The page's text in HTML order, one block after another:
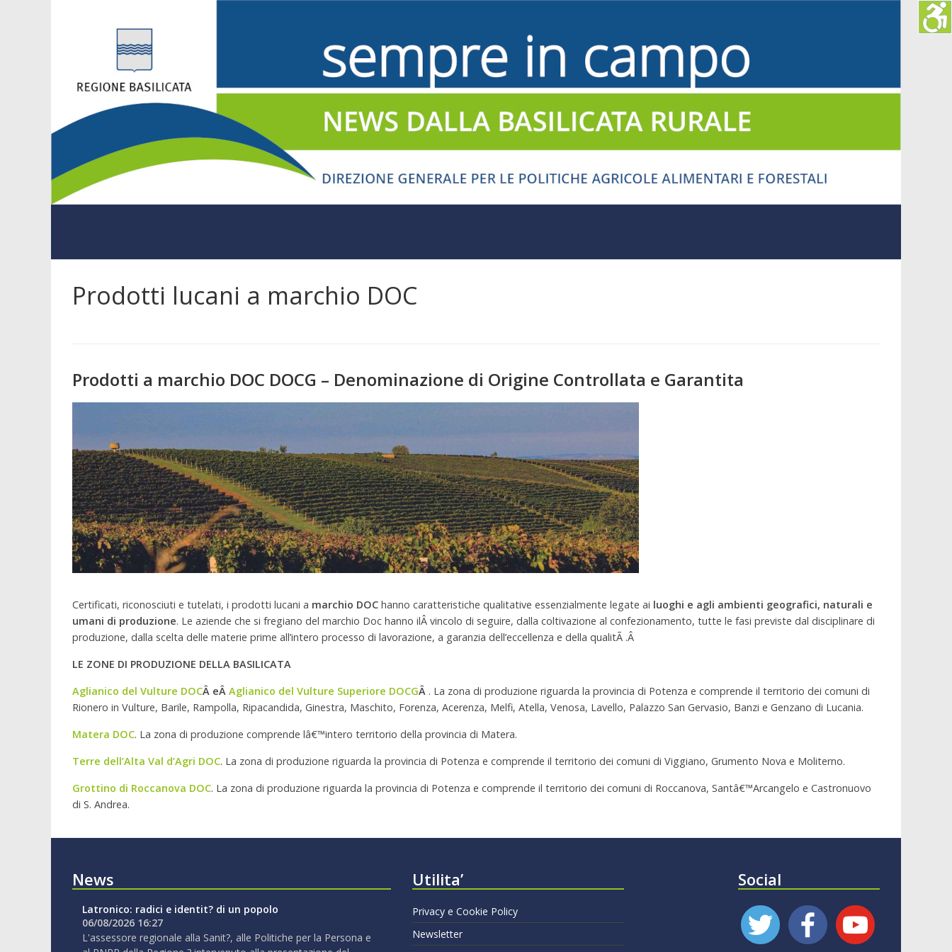
Prodotti lucani a marchio DOC
Prodotti a marchio DOC DOCG – Denominazione di Origine Controllata e Garantita
Certificati, riconosciuti e tutelati, i prodotti lucani a marchio DOC hanno caratteristiche qualitative essenzialmente legate ai luoghi e agli ambienti geografici, naturali e
umani di produzione. Le aziende che si fregiano del marchio Doc hanno ilÂ vincolo di seguire, dalla coltivazione al confezionamento, tutte le fasi previste dal disciplinare di
produzione, dalla scelta delle materie prime all’intero processo di lavorazione, a garanzia dell’eccellenza e della qualitÃ .Â
LE ZONE DI PRODUZIONE DELLA BASILICATA
Aglianico del Vulture DOCÂ eÂ Aglianico del Vulture Superiore DOCGÂ . La zona di produzione riguarda la provincia di Potenza e comprende il territorio dei comuni di
Rionero in Vulture, Barile, Rampolla, Ripacandida, Ginestra, Maschito, Forenza, Acerenza, Melfi, Atella, Venosa, Lavello, Palazzo San Gervasio, Banzi e Genzano di Lucania.
Matera DOC. La zona di produzione comprende lâ€™intero territorio della provincia di Matera.
Terre dell’Alta Val d’Agri DOC. La zona di produzione riguarda la provincia di Potenza e comprende il territorio dei comuni di Viggiano, Grumento Nova e Moliterno.
Grottino di Roccanova DOC. La zona di produzione riguarda la provincia di Potenza e comprende il territorio dei comuni di Roccanova, Santâ€™Arcangelo e Castronuovo
di S. Andrea.
News
Latronico: radici e identit? di un popolo
06/08/2026 16:27
L'assessore regionale alla Sanit?, alle Politiche per la Persona e
Utilita’
Privacy e Cookie Policy
Newsletter
Social